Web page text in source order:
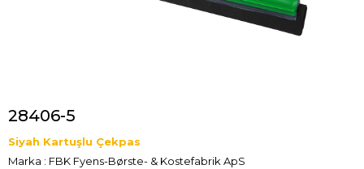
28406-5
Siyah Kartuşlu Çekpas
Marka : FBK Fyens-Børste- & Kostefabrik ApS